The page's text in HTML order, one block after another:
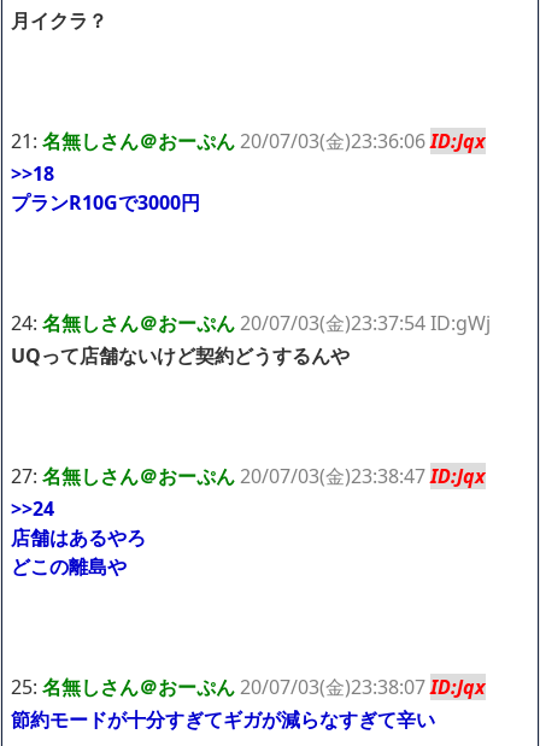
月イクラ？
21: 名無しさん＠おーぷん20/07/03(金)23:36:06ID:Jqx
>>18
プランR10Gで3000円
24: 名無しさん＠おーぷん20/07/03(金)23:37:54 ID:gWj
UQって店舗ないけど契約どうするんや
27: 名無しさん＠おーぷん20/07/03(金)23:38:47ID:Jqx
>>24
店舗はあるやろ
どこの離島や
25: 名無しさん＠おーぷん20/07/03(金)23:38:07ID:Jqx
節約モードが十分すぎてギガが減らなすぎて辛い